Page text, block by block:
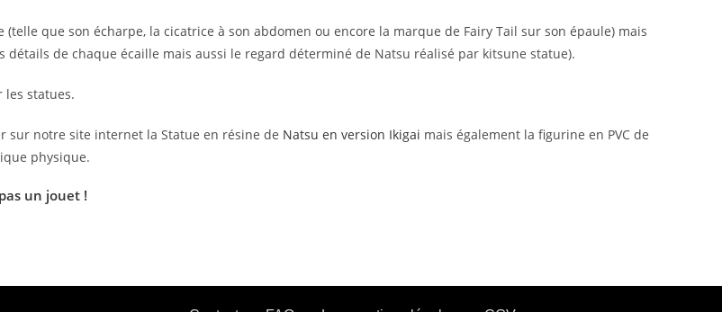
que son écharpe, la cicatrice à son abdomen ou encore la marque de Fairy Tail sur son épaule) mais
de chaque écaille mais aussi le regard déterminé de Natsu réalisé par kitsune statue).
les statues.
sur notre site internet la Statue en résine de Natsu en version Ikigai mais également la figurine en PVC de
physique.
un jouet !